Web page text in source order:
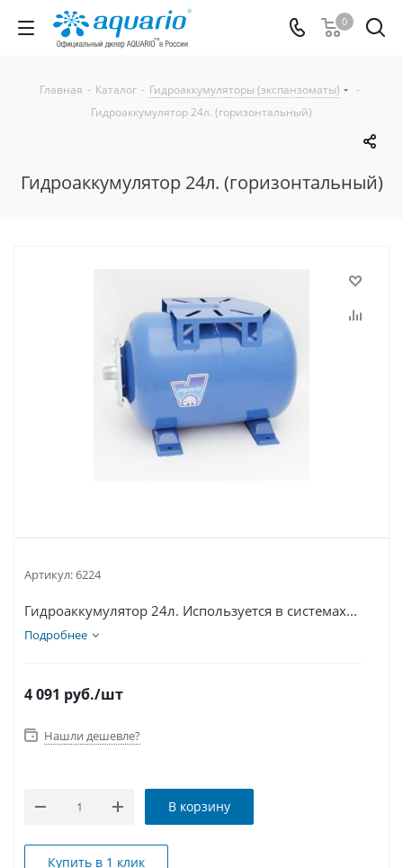
0
Главная - Каталог - Гидроаккумуляторы (экспанзоматы)
-
Гидроаккумулятор 24л. (горизонтальный)
Гидроаккумулятор 24л. (горизонтальный)
Артикул:6224
Гидроаккумулятор 24л. Используется в системах...
Подробнее
4 091 руб./шт
Нашли дешевле?
В корзину
Купить в 1 клик